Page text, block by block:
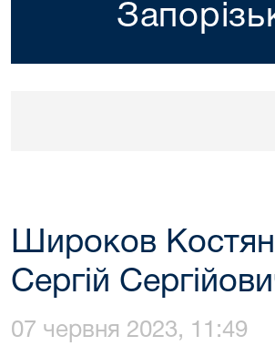
Широков
Сергій
07 червня 2023, 11:49